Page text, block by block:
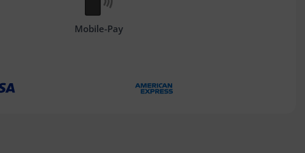
Mobile-Pay